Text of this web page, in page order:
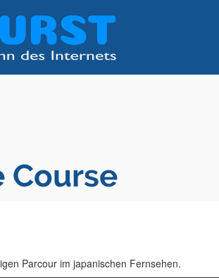
Course
Parcour im japanischen Fernsehen.